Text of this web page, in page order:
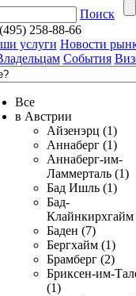
Поиск
258-88-66
услуги Новости
События
Все
в Австрии
Айзенэрц (1)
Аннаберг (1)
Аннаберг-им-
Ламмерталь (1)
Бад Ишль (1)
Бад-
Клайнкирхгайм
Баден (7)
Бергхайм (1)
Брамберг (2)
Бриксен-им-
(1)